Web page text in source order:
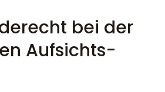
bei der
Aufsichts­